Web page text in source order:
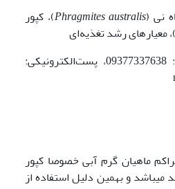
نی (Phragmites australis)، کپور
)، معیارهای رشد تغذیه‌ای
نویسنده مسئول، تلفن: 09377337638، پست‌الکترونیکی:
ماهیان گرم آبی خصوصا کپور
می­باشد و بهمین دلیل استفاده از